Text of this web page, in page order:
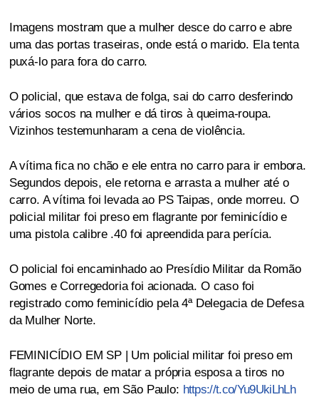
Imagens mostram que a mulher desce do carro e abre
uma das portas traseiras, onde está o marido. Ela tenta
puxá-lo para fora do carro.
O policial, que estava de folga, sai do carro desferindo
vários socos na mulher e dá tiros à queima-roupa.
Vizinhos testemunharam a cena de violência.
A vítima fica no chão e ele entra no carro para ir embora.
Segundos depois, ele retorna e arrasta a mulher até o
carro. A vítima foi levada ao PS Taipas, onde morreu. O
policial militar foi preso em flagrante por feminicídio e
uma pistola calibre .40 foi apreendida para perícia.
O policial foi encaminhado ao Presídio Militar da Romão
Gomes e Corregedoria foi acionada. O caso foi
registrado como feminicídio pela 4ª Delegacia de Defesa
da Mulher Norte.
FEMINICÍDIO EM SP | Um policial militar foi preso em
flagrante depois de matar a própria esposa a tiros no
meio de uma rua, em São Paulo: https://t.co/Yu9UkiLhLh